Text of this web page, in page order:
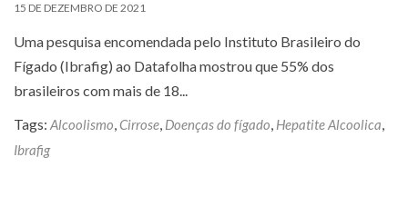
15 DE DEZEMBRO DE 2021
Uma pesquisa encomendada pelo Instituto Brasileiro do
Fígado (Ibrafig) ao Datafolha mostrou que 55% dos
brasileiros com mais de 18...
Tags: Alcoolismo,Cirrose, Doenças do fígado, Hepatite Alcoolica,
Ibrafig